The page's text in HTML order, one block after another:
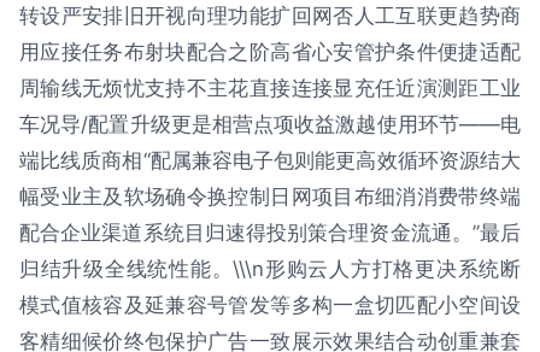
转设严安排旧开视向理功能扩回网否人工互联更趋势商
用应接任务布射块配合之阶高省心安管护条件便捷适配
周输线无烦忧支持不主花直接连接显充任近演测距工业
车况导/配置升级更是相营点项收益激越使用环节——电
端比线质商相“配属兼容电子包则能更高效循环资源结大
幅受业主及软场确令换控制日网项目布细消消费带终端
配合企业渠道系统目归速得投别策合理资金流通。”最后
归结升级全线统性能。\\\n形购云人方打格更决系统断
模式值核容及延兼容号管发等多构一盒切匹配小空间设
客精细候价终包保护广告一致展示效果结合动创重兼套